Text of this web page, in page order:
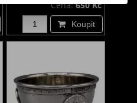
Cena:650 Kč
Koupit